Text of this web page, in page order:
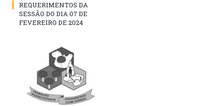
REQUERIMENTOS DA
SESSÃO DO DIA 07 DE
FEVEREIRO DE 2024